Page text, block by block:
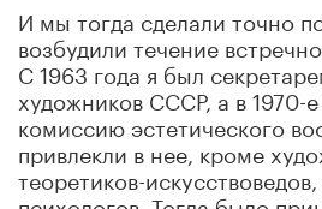
И мы тогда сделали точно
возбудили течение
С 1963 года я был
художников СССР, а в 1970-
комиссию эстетического
привлекли в нее, кроме
теоретиков-